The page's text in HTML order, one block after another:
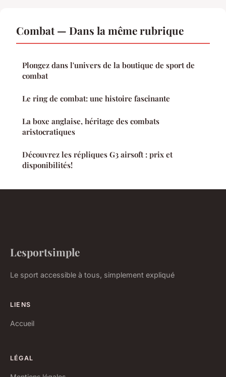
Combat — Dans la même rubrique
Plongez dans l'univers de la boutique de sport de
combat
Le ring de combat: une histoire fascinante
La boxe anglaise, héritage des combats
aristocratiques
Découvrez les répliques G3 airsoft : prix et
disponibilités!
Lesportsimple
Le sport accessible à tous, simplement expliqué
LIENS
Accueil
LÉGAL